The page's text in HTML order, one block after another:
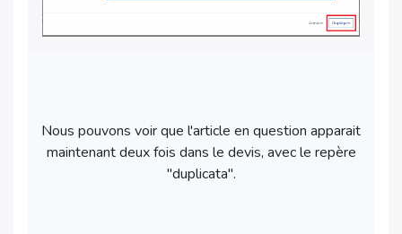
Nous pouvons voir que l'article en question apparait
maintenant deux fois dans le devis, avec le repère
"duplicata".